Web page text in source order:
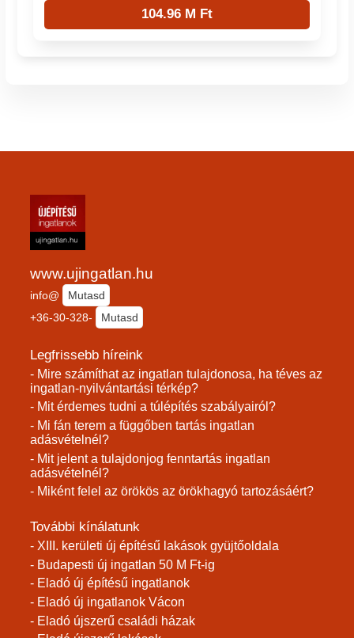
104.96 M Ft
www.ujingatlan.hu
info@
Mutasd
+36-30-328-
Mutasd
Legfrissebb híreink
- Mire számíthat az ingatlan tulajdonosa, ha téves az
ingatlan-nyilvántartási térkép?
- Mit érdemes tudni a túlépítés szabályairól?
- Mi fán terem a függőben tartás ingatlan
adásvételnél?
- Mit jelent a tulajdonjog fenntartás ingatlan
adásvételnél?
- Miként felel az örökös az örökhagyó tartozásáért?
További kínálatunk
- XIII. kerületi új építésű lakások gyüjtőoldala
- Budapesti új ingatlan 50 M Ft-ig
- Eladó új építésű ingatlanok
- Eladó új ingatlanok Vácon
- Eladó újszerű családi házak